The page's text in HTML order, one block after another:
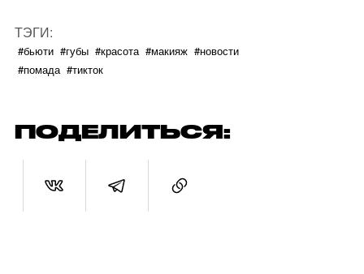
ТЭГИ:
#бьюти #губы #красота #макияж #новости
#помада #тикток
ПОДЕЛИТЬСЯ: